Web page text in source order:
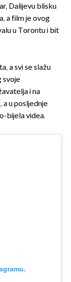
Dalijevu blisku
a film je ovog
u Torontu i bit
a svi se slažu
svoje
i na
a u posljednje
bijela videa.